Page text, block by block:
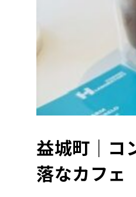
益城町｜コ
落なカフェ